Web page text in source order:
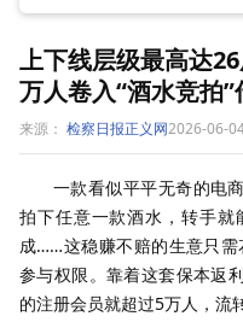
上下线层级最高达
万人卷入“酒水竞拍
来源： 检察日报正义网2026-06-
一款看似平平无奇的电
拍下任意一款酒水，转手
成……这稳赚不赔的生意只
参与权限。靠着这套保本返
的注册会员就超过5万人，流